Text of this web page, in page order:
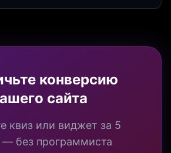
конверсию
сайта
квиз или виджет за 5
— без программиста